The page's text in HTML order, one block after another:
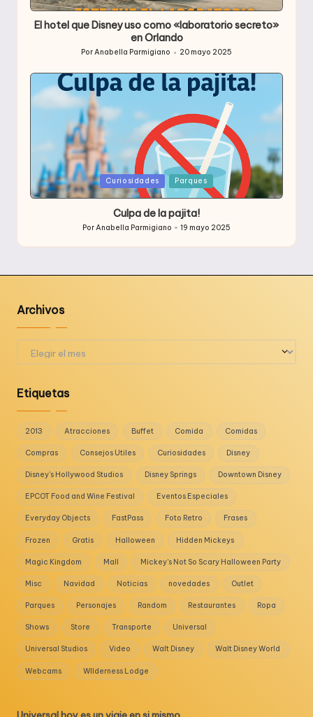
en
El hotel que Disney uso como «laboratorio secreto»
en Orlando
PorAnabella Parmigiano 20 mayo 2025
Publicada
en
Curiosidades Parques
Culpa de la pajita!
Publicado
por
PorAnabella Parmigiano 19 mayo 2025
Archivos
Etiquetas
2013 Atracciones Buffet Comida Comidas
Compras Consejos Utiles Curiosidades Disney
Disney's Hollywood Studios Disney Springs Downtown Disney
EPCOT Food and Wine Festival Eventos Especiales
Everyday Objects FastPass Foto Retro Frases
Frozen Gratis Halloween Hidden Mickeys
Magic Kingdom Mall Mickey's Not So Scary Halloween Party
Misc Navidad Noticias novedades Outlet
Parques Personajes Random Restaurantes Ropa
Shows Store Transporte Universal
Universal Studios Video Walt Disney Walt Disney World
Webcams WIlderness Lodge